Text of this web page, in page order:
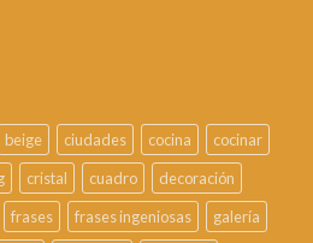
beige ciudades cocina
cocinar
cristal cuadro
decoración
frases frases ingeniosas
galería